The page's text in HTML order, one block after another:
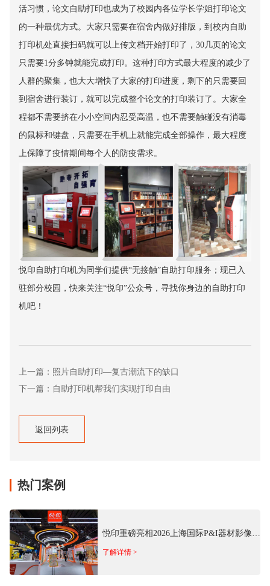
活习惯，论文 自助打印也成为了校园内各位学长学姐打印论文
的一种最优方式。大家只需要在宿舍内做好排版，到校内自助
打印机处直接扫码就可以上传文档开始打印了，30几页的论文
只需要1分多钟就能完成打印。这种打印方式最大程度的减少了
人群的聚集，也大大增快了大家的打印进度，剩下的只需要回
到宿舍进行装订，就可以完成整个论文的打印装订了。大家全
程都不需要挤在小小空间内忍受高温，也不需要触碰没有消毒
的鼠标和键盘，只需要在手机上就能完成全部操作，最大程度
上保障了疫情期间每个人的防疫需求。
悦印自助打印机为同学们提供“无接触”自助打印服务；现已入
驻部分校园，快来关注“悦印”公众号，寻找你身边的自助打印
机吧！
上一篇：照片自助打印—复古潮流下的缺口
下一篇：自助打印机帮我们实现打印自由
返回列表
热门案例
悦印重磅亮相2026上海国际P&I器材影像
了解详情 >